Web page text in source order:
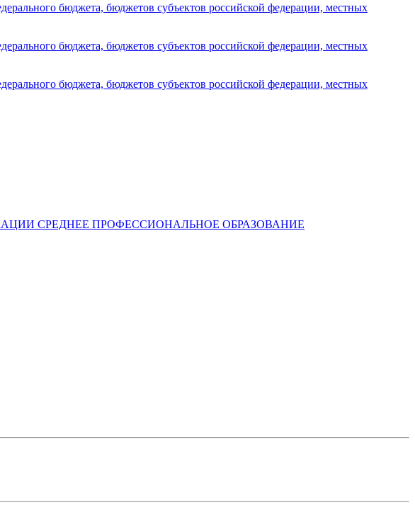
бюджета, бюджетов субъектов российской федерации, местных
бюджета, бюджетов субъектов российской федерации, местных
бюджета, бюджетов субъектов российской федерации, местных
СРЕДНЕЕ ПРОФЕССИОНАЛЬНОЕ ОБРАЗОВАНИЕ